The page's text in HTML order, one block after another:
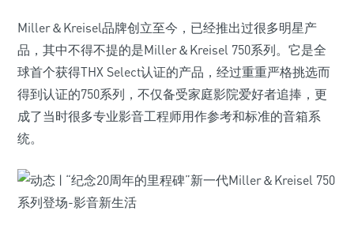
Miller＆Kreisel品牌创立至今，已经推出过很多明星产
品，其中不得不提的是Miller＆Kreisel 750系列。它是全
球首个获得THX Select认证的产品，经过重重严格挑选而
得到认证的750系列，不仅备受家庭影院爱好者追捧，更
成了当时很多专业影音工程师用作参考和标准的音箱系
统。